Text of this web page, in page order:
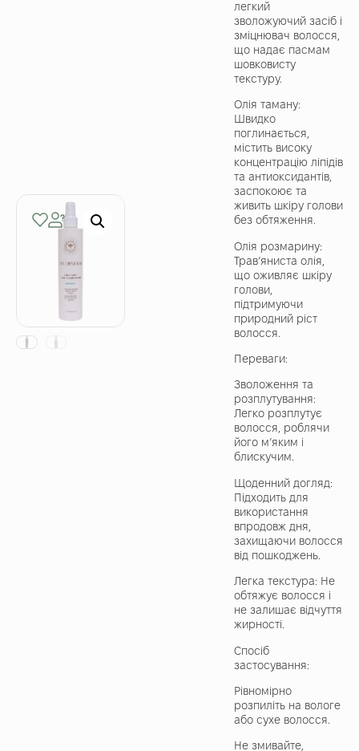
легкий
зволожуючий засіб і
зміцнювач волосся,
що надає пасмам
шовковисту
текстуру.
Олія таману:
Швидко
поглинається,
містить високу
концентрацію ліпідів
та антиоксидантів,
заспокоює та
живить шкіру голови
без обтяження.
Олія розмарину:
Трав’яниста олія,
що оживляє шкіру
голови,
підтримуючи
природний ріст
волосся.
Переваги:
Зволоження та
розплутування:
Легко розплутує
волосся, роблячи
його м’яким і
блискучим.
Щоденний догляд:
Підходить для
використання
впродовж дня,
захищаючи волосся
від пошкоджень.
Легка текстура: Не
обтяжує волосся і
не залишає відчуття
жирності.
Спосіб
застосування:
Рівномірно
розпиліть на вологе
або сухе волосся.
Не змивайте,